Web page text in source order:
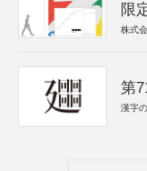
限
株式
第
漢字